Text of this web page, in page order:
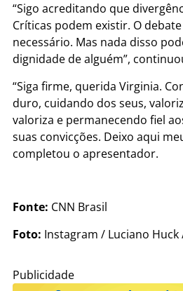
“Sigo acreditando que
Críticas podem existir. O
necessário. Mas nada disso
dignidade de alguém”,
“Siga firme, querida Virginia.
duro, cuidando dos seus,
valoriza e permanecendo fiel
suas convicções. Deixo aqui
completou o apresentador.
Fonte: CNN Brasil
Foto: Instagram / Luciano Huck
Publicidade